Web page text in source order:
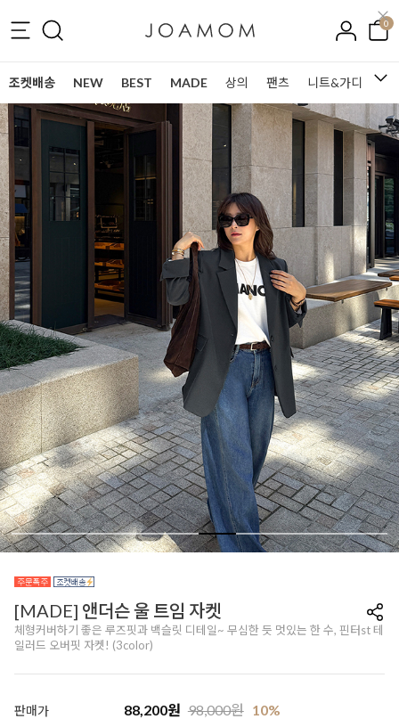
0
조켓배송 NEW BEST MADE 상의 팬츠 니트&가디건
[MADE] 앤더슨 울 트임 자켓
체형커버하기 좋은 루즈핏과 백슬릿 디테일~ 무심한 듯 멋있는 한 수, 핀터st 테
일러드 오버핏 자켓! (3color)
판매가 88,200원 98,000원 10%